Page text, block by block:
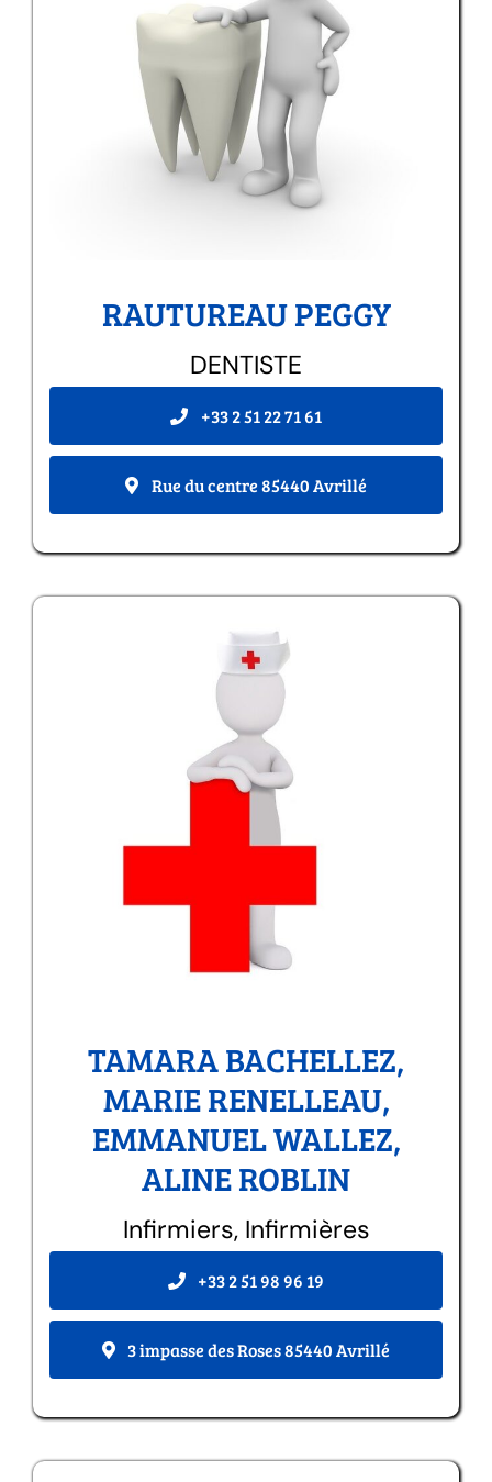
RAUTUREAU PEGGY
DENTISTE
+33 2 51 22 71 61
Rue du centre 85440 Avrillé
TAMARA BACHELLEZ,
MARIE RENELLEAU,
EMMANUEL WALLEZ,
ALINE ROBLIN
Infirmiers, Infirmières
+33 2 51 98 96 19
3 impasse des Roses 85440 Avrillé